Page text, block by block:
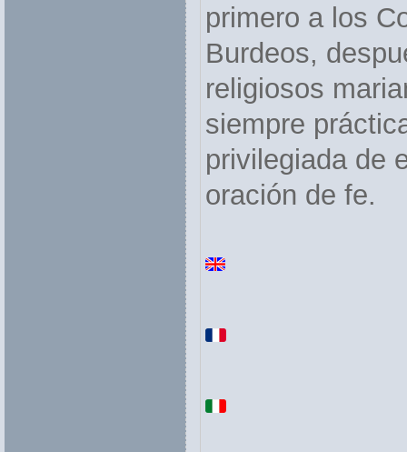
primero a los
Burdeos,
religiosos
siempre
privilegiada de
oración de fe.